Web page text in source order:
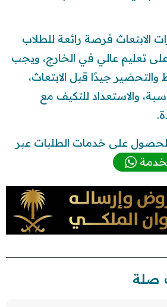
الابتعاث فرصة رائعة للطلاب
تعليم عالي في الخارج، ويجب
جيدًا قبل الابتعاث،
والاستعداد للتكيف مع
للحصول على خدمات الطلبات عبر
صلة